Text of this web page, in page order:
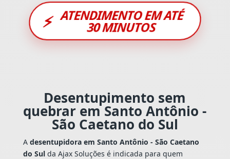
⚡ ATENDIMENTO EM ATÉ
30 MINUTOS
Desentupimento sem
quebrar em Santo Antônio -
São Caetano do Sul
A desentupidora em Santo Antônio - São Caetano
do Sulda Ajax Soluções é indicada para quem